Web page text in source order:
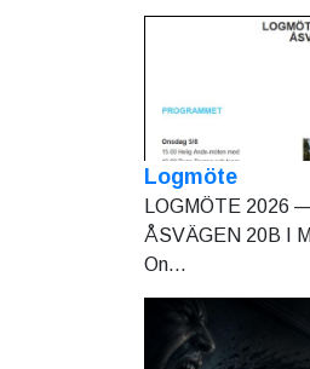
Logmöte
LOGMÖTE 2026
ÅSVÄGEN 20B I
On...